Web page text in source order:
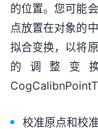
的位置。您可能
点放置在对象的
拟合变换，以将
的调整变
校准原点和校